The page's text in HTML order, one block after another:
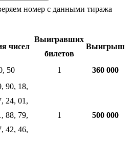
номер с данными тиража
чисел
Выигравших
билетов
Выигрыш
50 1 360 000
90, 18,
24, 01,
88, 79,
42, 46,
1 500 000